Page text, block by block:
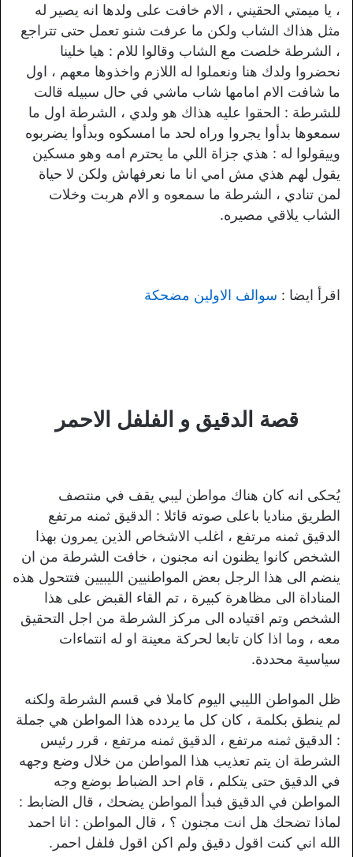
، يا ميمتي الحقيني ، الام خافت على ولدها انه يصير له
مثل هذاك الشاب ولكن ما عرفت شنو تعمل حتى تتراجع
، الشرطة خلصت مع الشاب وقالوا للام : هيا خلينا
نحضروا ولدك هنا ونعملوا له اللازم واخذوها معهم ، اول
ما شافت الام امامها شاب ماشي في حال سبيله قالت
للشرطة : الحقوا عليه هذاك هو ولدي ، الشرطة اول ما
سمعوها بدأوا يجروا وراه لحد ما امسكوه وبدأوا يضربوه
وييقولوا له : هذي جزاة اللي ما يحترم امه وهو مسكين
يقول لهم هذي مش امي انا ما نعرفهاش ولكن لا حياة
لمن تنادي ، الشرطة ما سمعوه و الام هربت وخلات
الشاب يلاقي مصيره.
اقرأ ايضا : سوالف الاولين مضحكة
قصة الدقيق و الفلفل الاحمر
يُحكى انه كان هناك مواطن ليبي يقف في منتصف
الطريق مناديا باعلى صوته قائلا : الدقيق ثمنه مرتفع
الدقيق ثمنه مرتفع ، اغلب الاشخاص الذين يمرون بهذا
الشخص كانوا يظنون انه مجنون ، خافت الشرطة من ان
ينضم الى هذا الرجل بعض المواطنيين الليبيين فتتحول هذه
المناداة الى مظاهرة كبيرة ، تم القاء القبض على هذا
الشخص وتم اقتياده الى مركز الشرطة من اجل التحقيق
معه ، وما اذا كان تابعا لحركة معينة او له انتماءات
سياسية محددة.
ظل المواطن الليبي اليوم كاملا في قسم الشرطة ولكنه
لم ينطق بكلمة ، كان كل ما يردده هذا المواطن هي جملة
: الدقيق ثمنه مرتفع ، الدقيق ثمنه مرتفع ، قرر رئيس
الشرطة ان يتم تعذيب هذا المواطن من خلال وضع وجهه
في الدقيق حتى يتكلم ، قام احد الضباط بوضع وجه
المواطن في الدقيق فبدأ المواطن يضحك ، قال الضابط :
لماذا تضحك هل انت مجنون ؟ ، قال المواطن : انا احمد
الله اني كنت اقول دقيق ولم اكن اقول فلفل احمر.